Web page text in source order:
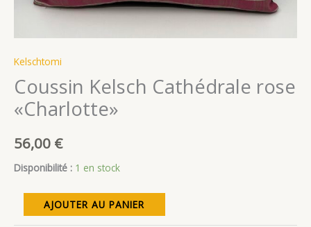
Kelschtomi
Coussin Kelsch Cathédrale rose
«Charlotte»
56,00 €
Disponibilité : 1 en stock
quantité
de
AJOUTER AU PANIER